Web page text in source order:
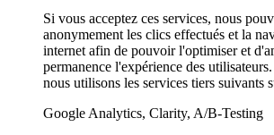
Si vous acceptez ces services, nous
anonymement les clics effectués et la
internet afin de pouvoir l'optimiser et
permanence l'expérience des
nous utilisons les services tiers suivants
Google Analytics, Clarity, A/B-Testing